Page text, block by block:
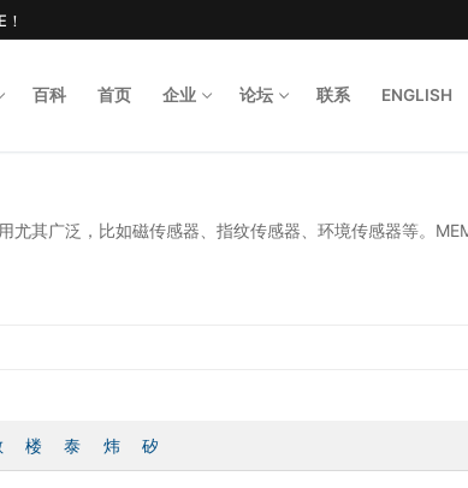
百科 首页 企业 论坛 联系 ENGLISH
其广泛，比如磁传感器、指纹传感器、环境传感器等。
楼 泰 炜 矽